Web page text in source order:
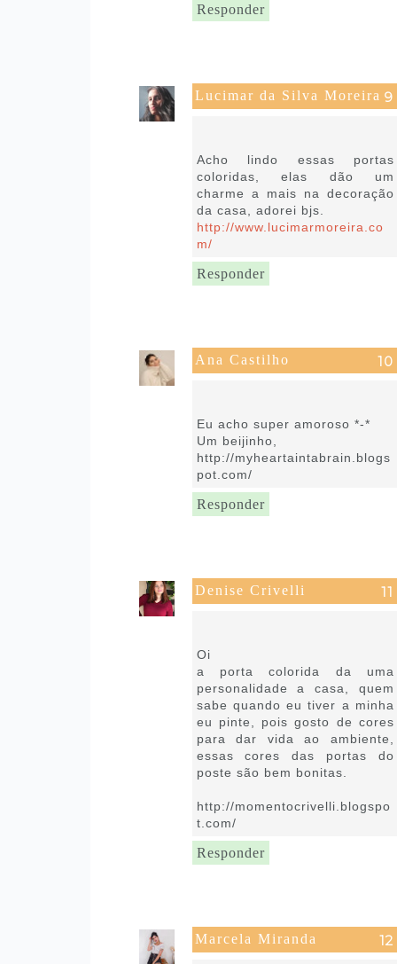
Responder
Lucimar da Silva Moreira
Acho lindo essas portas
coloridas, elas dão um
charme a mais na decoração
da casa, adorei bjs.
http://www.lucimarmoreira.co
m/
Responder
Ana Castilho
Eu acho super amoroso *-*
Um beijinho,
http://myheartaintabrain.blogs
pot.com/
Responder
Denise Crivelli
Oi
a porta colorida da uma
personalidade a casa, quem
sabe quando eu tiver a minha
eu pinte, pois gosto de cores
para dar vida ao ambiente,
essas cores das portas do
poste são bem bonitas.
http://momentocrivelli.blogspo
t.com/
Responder
Marcela Miranda